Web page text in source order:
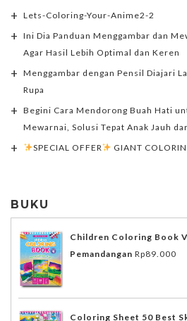
Lets-Coloring-Your-Anime2-2
Ini Dia Panduan Menggambar dan
Agar Hasil Lebih Optimal dan Keren
Menggambar dengan Pensil Diajari
Rupa
Begini Cara Mendorong Buah Hati
Mewarnai, Solusi Tepat Anak Jauh
SPECIAL OFFER
GIANT
BUKU
Children Coloring Book
Pemandangan Rp89.000
Coloring Sheet 50 Best